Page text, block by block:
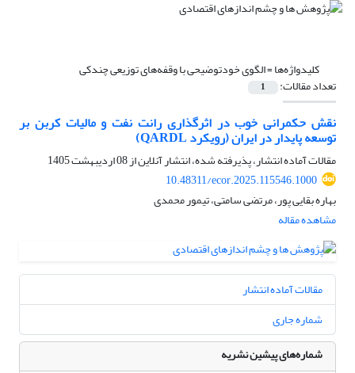
کلیدواژه‌ها =الگوی خودتوضیحی با وقفه‌های توزیعی چندکی
تعداد مقالات: 1
نقش حکمرانی خوب در اثرگذاری رانت نفت و مالیات کربن بر
توسعه پایدار در ایران (رویکرد QARDL)
مقالات آماده انتشار، پذیرفته شده، انتشار آنلاین از08 اردیبهشت 1405
10.48311/ecor.2025.115546.1000
بهاره بقایی پور، مرتضی سامتی، تیمور محمدی
مشاهده مقاله
مقالات آماده انتشار
شماره جاری
شماره‌های پیشین نشریه